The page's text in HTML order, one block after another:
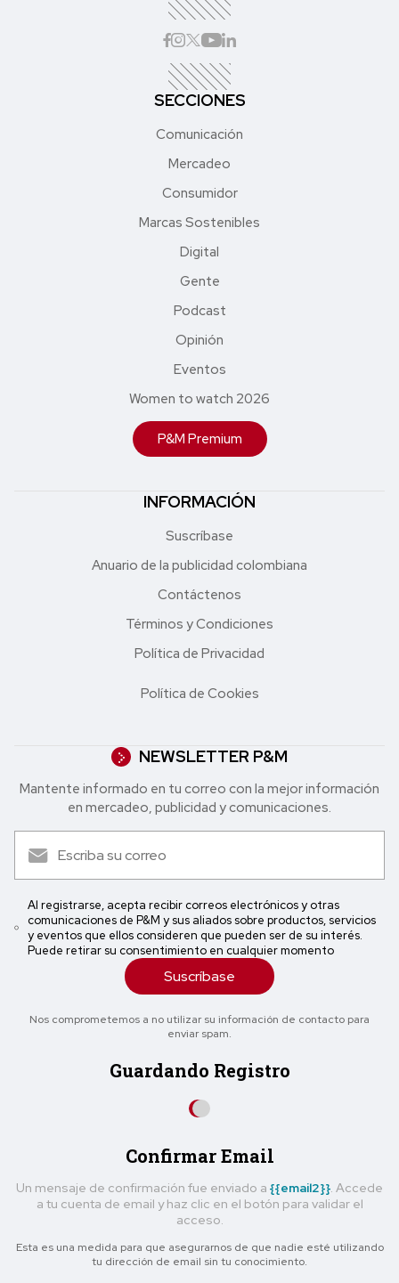
SECCIONES
Comunicación
Mercadeo
Consumidor
Marcas Sostenibles
Digital
Gente
Podcast
Opinión
Eventos
Women to watch 2026
P&M Premium
INFORMACIÓN
Suscríbase
Anuario de la publicidad colombiana
Contáctenos
Términos y Condiciones
Política de Privacidad
Política de Cookies
NEWSLETTER P&M
Mantente informado en tu correo con la mejor in formación
en mercadeo, publicidad y comunicaciones.
Al registrarse, acepta recibir correos electrónicos y otras
comunicaciones de P&M y sus aliados sobre productos, servicios
y eventos que ellos consideren que pueden ser de su interés.
Puede retirar su consentimiento en cualquier momento
Suscríbase
Nos comprometemos a no utilizar su información de contacto para
enviar spam.
Guardando Registro
Confirmar Email
Un mensaje de confirmación fue enviado a {{email2}} . Accede
a tu cuenta de email y haz clic en el botón para validar el
acceso.
Esta es una medida para que asegurarnos de que nadie esté utilizando
tu dirección de email sin tu conocimiento.